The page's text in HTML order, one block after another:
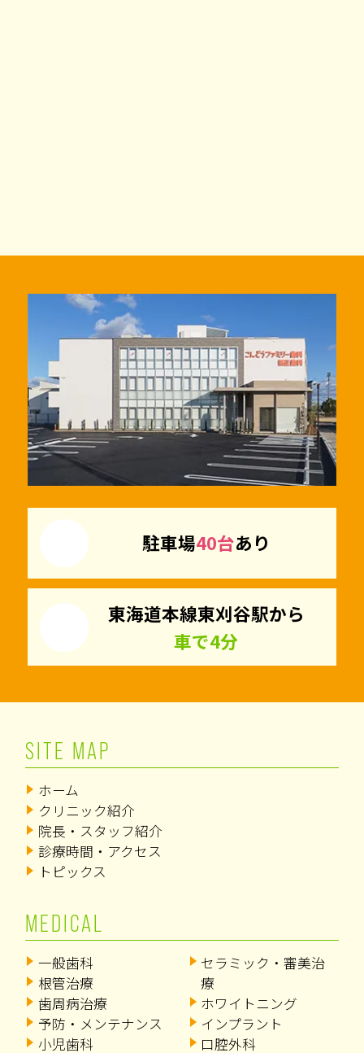
駐車場40台あり
東海道本線東刈谷駅から
車で4分
SITE MAP
ホーム
クリニック紹介
院長・スタッフ紹介
診療時間・アクセス
トピックス
MEDICAL
一般歯科
根管治療
歯周病治療
予防・メンテナンス
小児歯科
セラミック・審美治
療
ホワイトニング
インプラント
口腔外科